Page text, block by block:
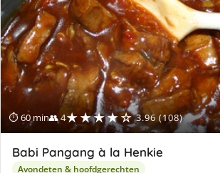
⏱ 60 min👥 4★★★★☆ 3.96 (108)
Babi Pangang à la Henkie
Avondeten & hoofdgerechten